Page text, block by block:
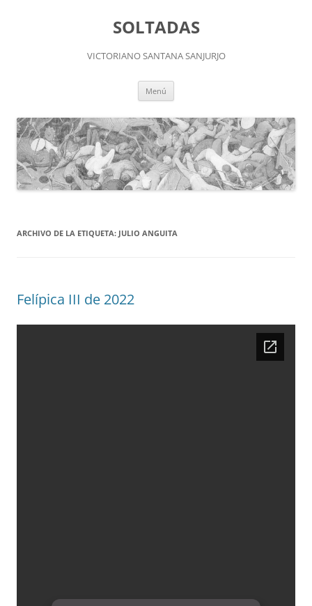
SOLTADAS
VICTORIANO SANTANA SANJURJO
Menú
ARCHIVO DE LA ETIQUETA: JULIO ANGUITA
Felípica III de 2022